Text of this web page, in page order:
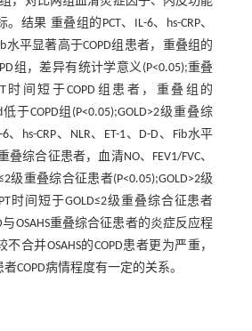
结果 重叠组的PCT、IL-6、hs-CRP、
水平显著高于COPD组患者，重叠组的
组，差异有统计学意义(P<0.05);重叠
时间短于COPD组患者，重叠组的
低于COPD组(P<0.05);GOLD>2级重叠综
、hs-CRP、NLR、ET-1、D-D、Fib水平
叠综合征患者，血清NO、FEV1/FVC、
级重叠综合征患者(P<0.05);GOLD>2级
时间短于GOLD≤2级重叠综合征患者
与OSAHS重叠综合征患者的炎症反应程
合并OSAHS的COPD患者更为严重，
COPD病情程度有一定的关系。